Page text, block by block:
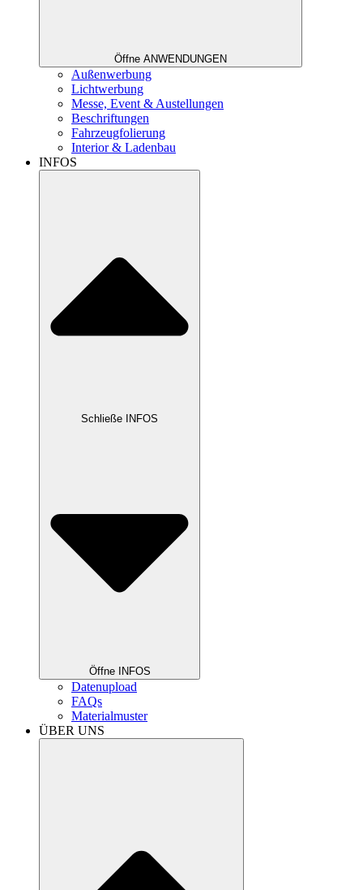
Öffne ANWENDUNGEN
Außenwerbung
Lichtwerbung
Messe, Event & Austellungen
Beschriftungen
Fahrzeugfolierung
Interior & Ladenbau
INFOS
Schließe INFOS
Öffne INFOS
Datenupload
FAQs
Materialmuster
ÜBER UNS